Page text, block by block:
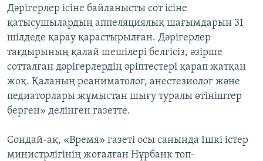
Дәрігерлер ісіне байланысты сот ісіне
қатысушылардың аппеляциялық шағымдарын 31
шілдеде қарау қарастырылған. Дәрігерлер
тағдырының қалай шешілері белгісіз, әзірше
сотталған дәрігерлердің әріптестері қарап жатқан
жоқ. Қаланың реаниматолог, анестезиолог және
педиаторлары жұмыстан шығу туралы өтініштер
берген» делінген газетте.
Сондай-ақ, «Время» газеті осы санында Ішкі істер
министрлігінің жоғалған Нұрбанк топ-